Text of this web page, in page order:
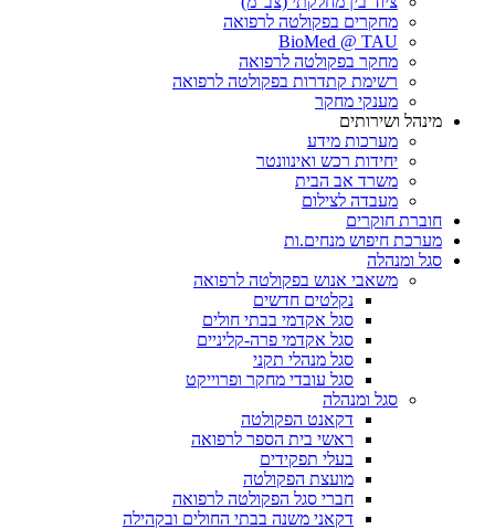
מחקרים בפקולטה לרפואה
BioMed @ TAU
מחקר בפקולטה לרפואה
רשימת קתדרות בפקולטה לרפואה
מענקי מחקר
מינהל ושירותים
מערכות מידע
יחידות רכש ואינוונטר
משרד אב הבית
מעבדה לצילום
חוברת חוקרים
מערכת חיפוש מנחים.ות
סגל ומנהלה
משאבי אנוש בפקולטה לרפואה
נקלטים חדשים
סגל אקדמי בבתי חולים
סגל אקדמי פרה-קליניים
סגל מנהלי תקני
סגל עובדי מחקר ופרוייקט
סגל ומנהלה
דקאנט הפקולטה
ראשי בית הספר לרפואה
בעלי תפקידים
מועצת הפקולטה
חברי סגל הפקולטה לרפואה
דקאני משנה בבתי החולים ובקהילה